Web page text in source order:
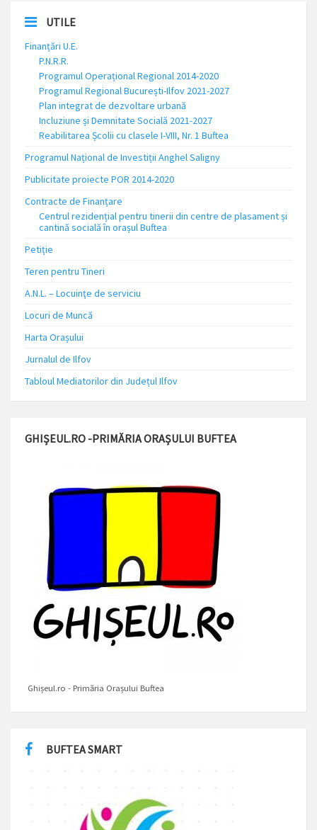
UTILE
Finanțări U.E.
P.N.R.R.
Programul Operațional Regional 2014-2020
Programul Regional București-Ilfov 2021-2027
Plan integrat de dezvoltare urbană
Incluziune și Demnitate Socială 2021-2027
Reabilitarea Școlii cu clasele I-VIII, Nr. 1 Buftea
Programul Național de Investiții Anghel Saligny
Publicitate proiecte POR 2014-2020
Contracte de Finanțare
Centrul rezidențial pentru tinerii din centre de plasament și
cantină socială în orașul Buftea
Petiție
Teren pentru Tineri
A.N.L. – Locuinţe de serviciu
Locuri de Muncă
Harta Orașului
Jurnalul de Ilfov
Tabloul Mediatorilor din Județul Ilfov
GHIȘEUL.RO -PRIMĂRIA ORAȘULUI BUFTEA
Ghișeul.ro - Primăria Orașului Buftea
BUFTEA SMART